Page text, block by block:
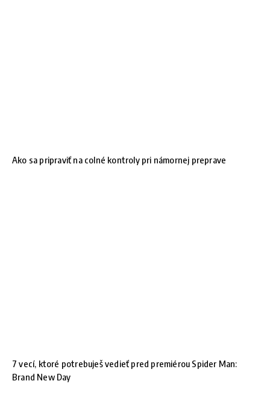
Ako sa pripraviť na colné kontroly pri námornej preprave
7 vecí, ktoré potrebuješ vedieť pred premiérou Spider Man:
Brand New Day